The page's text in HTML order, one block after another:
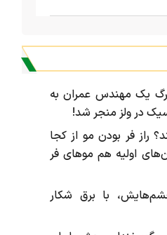
یک مهندس عمران به
در ولز منجر شد!
راز فر بودن مو از کجا
اولیه هم موهای فر
با برق شکار